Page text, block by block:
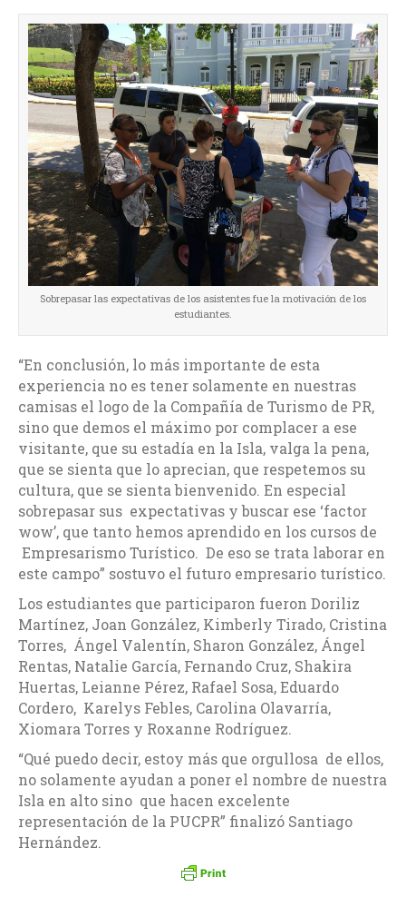
Sobrepasar las expectativas de los asistentes fue la motivación de los
estudiantes.
“En conclusión, lo más importante de esta
experiencia no es tener solamente en nuestras
camisas el logo de la Compañía de Turismo de PR,
sino que demos el máximo por complacer a ese
visitante, que su estadía en la Isla, valga la pena,
que se sienta que lo aprecian, que respetemos su
cultura, que se sienta bienvenido. En especial
sobrepasar sus expectativas y buscar ese ‘factor
wow’, que tanto hemos aprendido en los cursos de
Empresarismo Turístico. De eso se trata laborar en
este campo” sostuvo el futuro empresario turístico.
Los estudiantes que participaron fueron Doriliz
Martínez, Joan González, Kimberly Tirado, Cristina
Torres, Ángel Valentín, Sharon González, Ángel
Rentas, Natalie García, Fernando Cruz, Shakira
Huertas, Leianne Pérez, Rafael Sosa, Eduardo
Cordero, Karelys Febles, Carolina Olavarría,
Xiomara Torres y Roxanne Rodríguez.
“Qué puedo decir, estoy más que orgullosa de ellos,
no solamente ayudan a poner el nombre de nuestra
Isla en alto sino que hacen excelente
representación de la PUCPR” finalizó Santiago
Hernández.